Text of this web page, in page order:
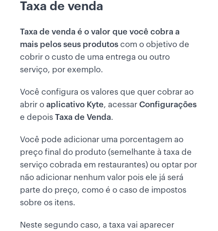
Taxa de venda
Taxa de venda é o valor que você cobra a
mais pelos seus produtos com o objetivo de
cobrir o custo de uma entrega ou outro
serviço, por exemplo.
Você configura os valores que quer cobrar ao
abrir o aplicativo Kyte, acessar Configurações
e depois Taxa de Venda.
Você pode adicionar uma porcentagem ao
preço final do produto (semelhante à taxa de
serviço cobrada em restaurantes) ou optar por
não adicionar nenhum valor pois ele já será
parte do preço, como é o caso de impostos
sobre os itens.
Neste segundo caso, a taxa vai aparecer